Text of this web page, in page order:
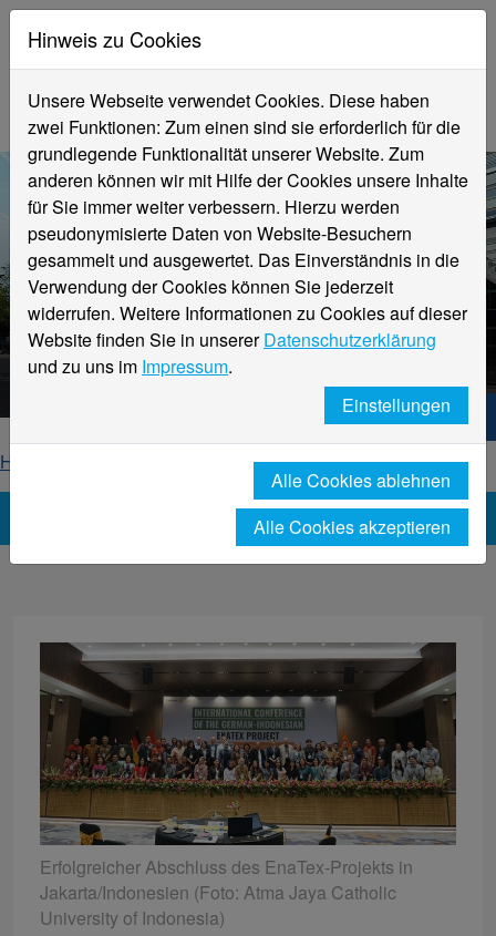
Aktuelle Meldungen
Hochschule Niederrhein
Hochschule Niederrhein. Dein Weg.
Home
News-Detailseite
Erfolgreicher Abschluss des EnaTex-Projekts in
Jakarta/Indonesien (Foto: Atma Jaya Catholic
University of Indonesia)
Hinweis zu Cookies
Unsere Webseite verwendet Cookies. Diese haben
zwei Funktionen: Zum einen sind sie erforderlich für die
grundlegende Funktionalität unserer Website. Zum
anderen können wir mit Hilfe der Cookies unsere Inhalte
für Sie immer weiter verbessern. Hierzu werden
pseudonymisierte Daten von Website-Besuchern
gesammelt und ausgewertet. Das Einverständnis in die
Verwendung der Cookies können Sie jederzeit
widerrufen. Weitere Informationen zu Cookies auf dieser
Website finden Sie in unsererDatenschutzerklärung
und zu uns im Impressum.
Einstellungen
Alle Cookies ablehnen
Alle Cookies akzeptieren